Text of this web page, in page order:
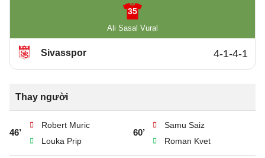
35
Ali Sasal Vural
Sivasspor 4-1-4-1
Thay người
46’
Robert Muric
Louka Prip
60’
Samu Saiz
Roman Kvet